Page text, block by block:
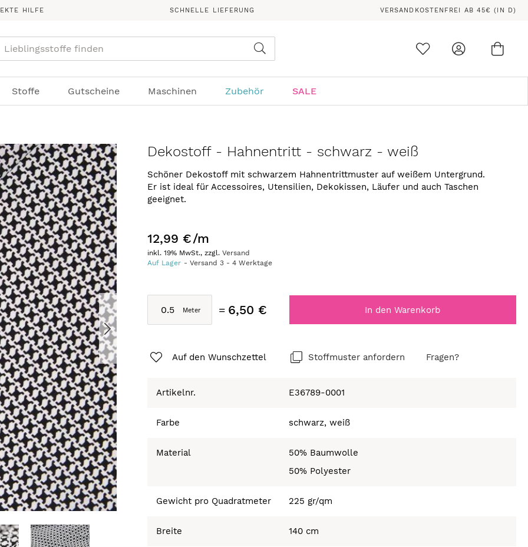
HILFE SCHNELLE LIEFERUNG VERSANDKOSTENFREI AB 45€ (IN D)
Stoffe Gutscheine Maschinen Zubehör SALE
Dekostoff - Hahnentritt - schwarz - weiß
Schöner Dekostoff mit schwarzem Hahnentrittmuster auf weißem Untergrund.
Er ist ideal für Accessoires, Utensilien, Dekokissen, Läufer und auch Taschen
geeignet.
12,99 €/m
inkl. 19% MwSt., zzgl.Versand
Auf Lager
Versand3 -4 Werktage
6,50 € In den Warenkorb
Auf den Wunschzettel Stoffmuster anfordern Fragen?
Artikelnr. E36789-0001
Farbe schwarz, weiß
Material
50% Baumwolle
50% Polyester
Gewicht pro Quadratmeter 225 gr/qm
Breite 140 cm